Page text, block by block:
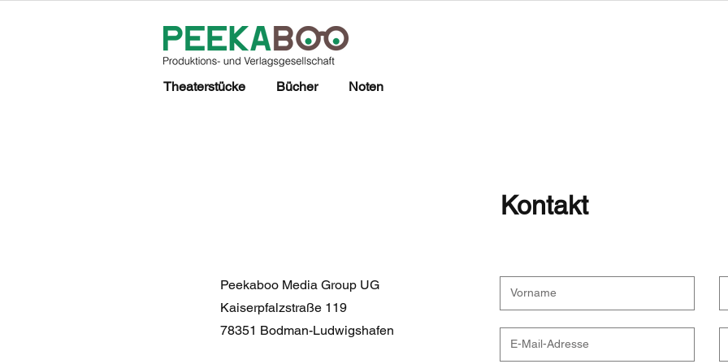
Theaterstücke Bücher Noten
Kontakt
Peekaboo Media Group UG
Kaiserpfalzstraße 119
78351 Bodman-Ludwigshafen